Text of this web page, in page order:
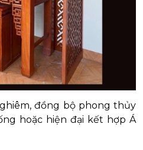
đồng bộ phong thủy
hoặc hiện đại kết hợp Á